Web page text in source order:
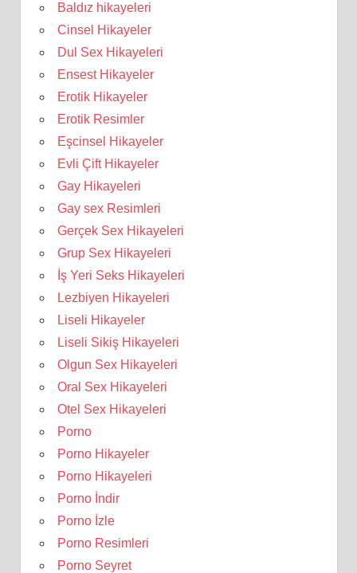
Baldız hikayeleri
Cinsel Hikayeler
Dul Sex Hikayeleri
Ensest Hikayeler
Erotik Hikayeler
Erotik Resimler
Eşcinsel Hikayeler
Evli Çift Hikayeler
Gay Hikayeleri
Gay sex Resimleri
Gerçek Sex Hikayeleri
Grup Sex Hikayeleri
İş Yeri Seks Hikayeleri
Lezbiyen Hikayeleri
Liseli Hikayeler
Liseli Sikiş Hikayeleri
Olgun Sex Hikayeleri
Oral Sex Hikayeleri
Otel Sex Hikayeleri
Porno
Porno Hikayeler
Porno Hikayeleri
Porno İndir
Porno İzle
Porno Resimleri
Porno Seyret